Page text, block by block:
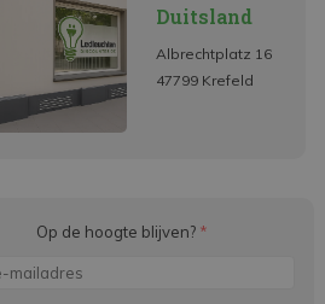
Duitsland
Albrechtplatz 16
47799 Krefeld
Op de hoogte blijven? *